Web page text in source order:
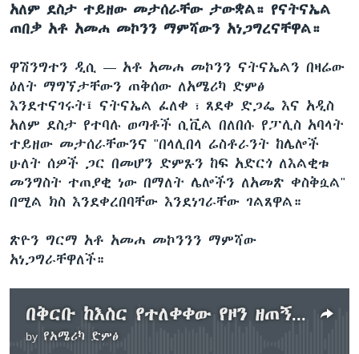
አለም ደስታ ተይዘው መታሰራቸው ታውቋል። የናትናኤል
ጠበቃ አቶ አመሐ መኮንን ማምሻውን አነጋግረናቸዋል።
ዋሽንግተን ዲሲ — አቶ አመሐ መኮንን ናትናኤልን በዛሬው
ዕለት ማግኘታቸውን ጠቅሰው ለአሜሪካ ድምፅ
እንደተናገሩት፤ ናትናኤል ፈለቀ ፣ ጸደቀ ድጋፌ እና አዲስ
አለም ደስታ የተባሉ ወጣቶች ሲቪል በለበሱ የፓሊስ አባላት
ተይዘው መታሰራቸውንና "በላሊበላ ሬስቶራንት ከሌሎች
ሁለት ሰዎች ጋር በመሆን ድምጹን ከፍ አድርጎ ለእልቂቱ
መንግስት ተጠያቂ ነው በማለት ሌሎችን ለአመጽ ቀስቅሷል"
በሚል ክስ እንደቀረበባቸው እንደነገራቸው ገልጸዋል።
ጽዮን ግርማ አቶ አመሐ መኮንንን ማምሻው
አነጋግራቸዋለች።
በቅርቡ ከእስር የተለቀቀው የዞን ዘጠኝ ጦማሪ ናትናኤል ፈለቀና ሌሎች ሁለት ወጣቶች ታሰሩ
by የአሜሪካ ድምፅ
No media source currently available